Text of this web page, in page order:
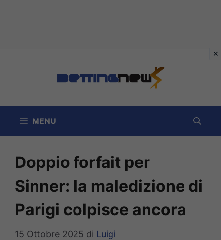
MENU
Doppio forfait per
Sinner: la maledizione di
Parigi colpisce ancora
15 Ottobre 2025 di Luigi